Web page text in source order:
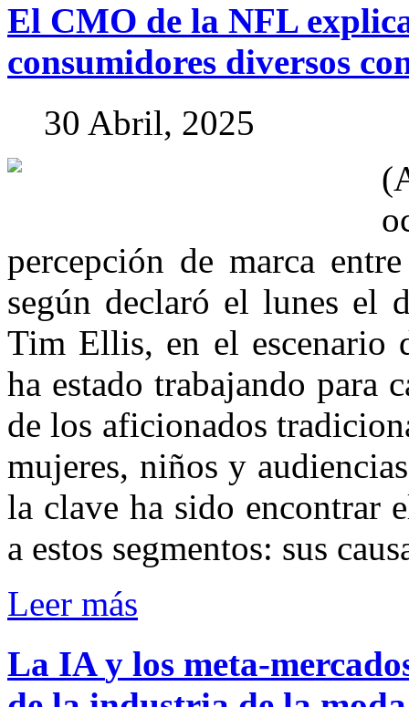
El CMO de la NFL
consumidores diversos
30 Abril, 2025
percepción de marca
según declaró el lunes el
Tim Ellis, en el escenario
ha estado trabajando para
de los aficionados
mujeres, niños y
la clave ha sido encontrar
a estos segmentos: sus
Leer más
La IA y los meta-